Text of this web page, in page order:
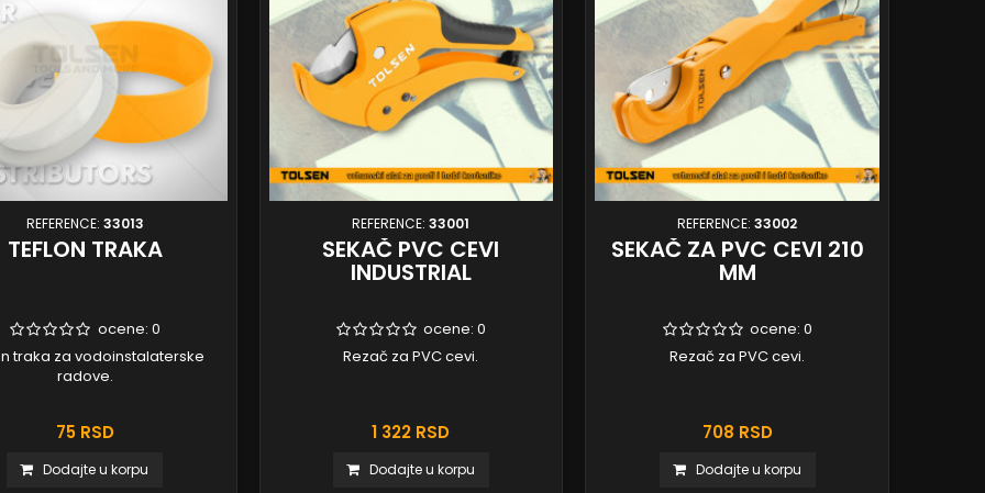
REFERENCE: 33013
TEFLON TRAKA
ocene: 0
traka za vodoinstalaterske
radove.
75 RSD
Dodajte u korpu
REFERENCE:33001
SEKAČ PVC CEVI
INDUSTRIAL
ocene:0
Rezač za PVC cevi.
1 322 RSD
Dodajte u korpu
REFERENCE:33002
SEKAČ ZA PVC CEVI 210
MM
ocene:0
Rezač za PVC cevi.
708 RSD
Dodajte u korpu